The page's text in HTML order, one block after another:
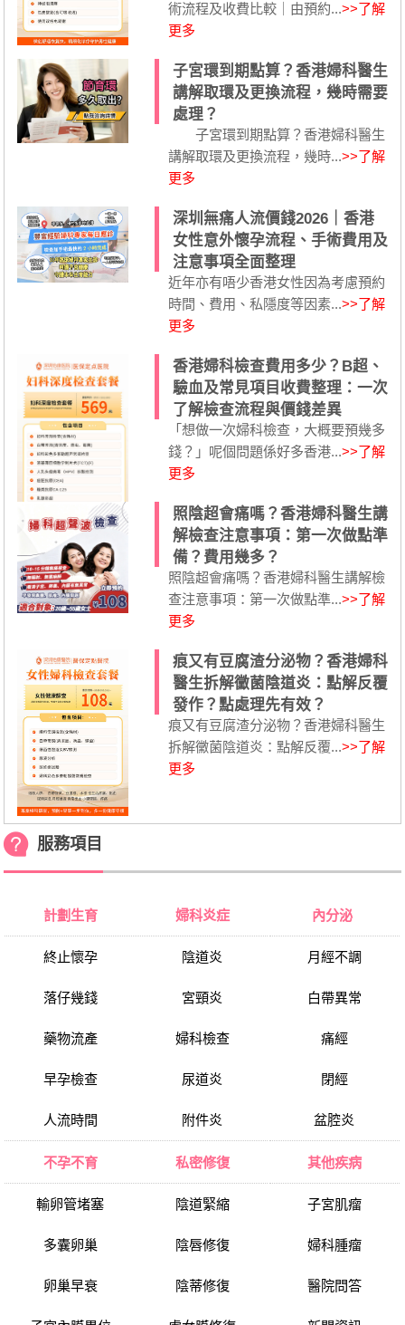
術流程及收費比較｜由預約...>>了解
更多
子宮環到期點算？香港婦科醫生
講解取環及更換流程，幾時需要
處理？
子宮環到期點算？香港婦科醫生
講解取環及更換流程，幾時...>>了解
更多
深圳無痛人流價錢2026｜香港
女性意外懷孕流程、手術費用及
注意事項全面整理
近年亦有唔少香港女性因為考慮預約
時間、費用、私隱度等因素...>>了解
更多
香港婦科檢查費用多少？B超、
驗血及常見項目收費整理：一次
了解檢查流程與價錢差異
「想做一次婦科檢查，大概要預幾多
錢？」呢個問題係好多香港...>>了解
更多
照陰超會痛嗎？香港婦科醫生講
解檢查注意事項：第一次做點準
備？費用幾多？
照陰超會痛嗎？香港婦科醫生講解檢
查注意事項：第一次做點準...>>了解
更多
痕又有豆腐渣分泌物？香港婦科
醫生拆解黴菌陰道炎：點解反覆
發作？點處理先有效？
痕又有豆腐渣分泌物？香港婦科醫生
拆解黴菌陰道炎：點解反覆...>>了解
更多
服務項目
計劃生育
終止懷孕
落仔幾錢
藥物流產
早孕檢查
人流時間
婦科炎症
陰道炎
宮頸炎
婦科檢查
尿道炎
附件炎
內分泌
月經不調
白帶異常
痛經
閉經
盆腔炎
不孕不育
輸卵管堵塞
多囊卵巢
卵巢早衰
私密修復
陰道緊縮
陰唇修復
陰蒂修復
其他疾病
子宮肌瘤
婦科腫瘤
醫院問答